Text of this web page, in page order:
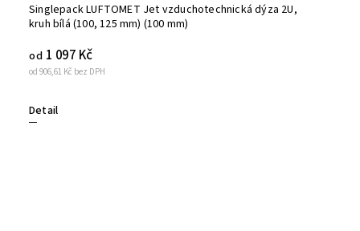
Singlepack LUFTOMET Jet vzduchotechnická dýza 2U,
kruh bílá (100, 125 mm) (100 mm)
od 906,61 Kč bez DPH
od 1 097 Kč
Detail